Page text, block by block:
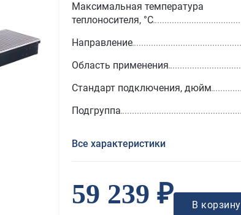
Максимальная температура
теплоносителя, °С
Направление
Область применения
Стандарт подключения, дюйм
Подгруппа
Все характеристики
59 239 ₽ В корзину